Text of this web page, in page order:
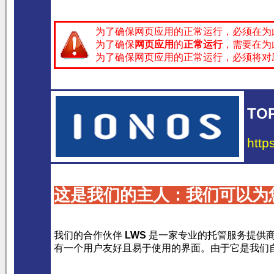
为了确保网页应用的正常运行，必须在为
为了确保 网页应用 的正常运行，需要在
为了确保网页应用的正常运行，必须将对
这是我们的主人：我们可以
我们的合作伙伴 LWS 是一家专业的托管服务提供
有一个用户友好且易于使用的界面。由于它是我